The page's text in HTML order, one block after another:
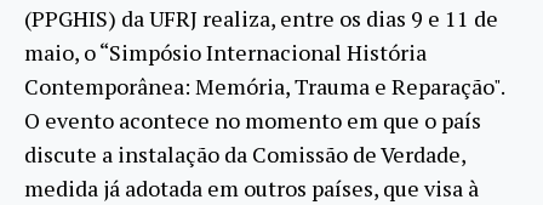
(PPGHIS) da UFRJ realiza, entre os dias 9 e 11 de
maio, o “Simpósio Internacional História
Contemporânea: Memória, Trauma e Reparação".
O evento acontece no momento em que o país
discute a instalação da Comissão de Verdade,
medida já adotada em outros países, que visa à